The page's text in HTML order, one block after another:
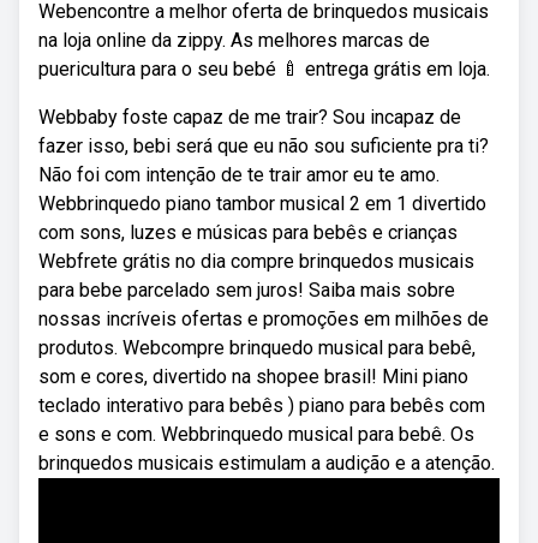
Webencontre a melhor oferta de brinquedos musicais
na loja online da zippy. As melhores marcas de
puericultura para o seu bebé 🍼 entrega grátis em loja.
Webbaby foste capaz de me trair? Sou incapaz de
fazer isso, bebi será que eu não sou suficiente pra ti?
Não foi com intenção de te trair amor eu te amo.
Webbrinquedo piano tambor musical 2 em 1 divertido
com sons, luzes e músicas para bebês e crianças
Webfrete grátis no dia compre brinquedos musicais
para bebe parcelado sem juros! Saiba mais sobre
nossas incríveis ofertas e promoções em milhões de
produtos. Webcompre brinquedo musical para bebê,
som e cores, divertido na shopee brasil! Mini piano
teclado interativo para bebês ) piano para bebês com
e sons e com. Webbrinquedo musical para bebê. Os
brinquedos musicais estimulam a audição e a atenção.